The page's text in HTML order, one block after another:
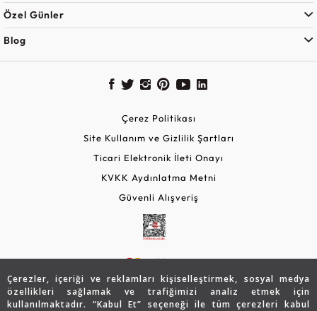
Çerezler, içeriği ve reklamları kişiselleştirmek, sosyal medya
özellikleri sağlamak ve trafiğimizi analiz etmek için
kullanılmaktadır. “Kabul Et” seçeneği ile tüm çerezleri kabul
Özel Günler
Blog
Çerez Politikası
Site Kullanım ve Gizlilik Şartları
Ticari Elektronik İleti Onayı
KVKK Aydınlatma Metni
Güvenli Alışveriş